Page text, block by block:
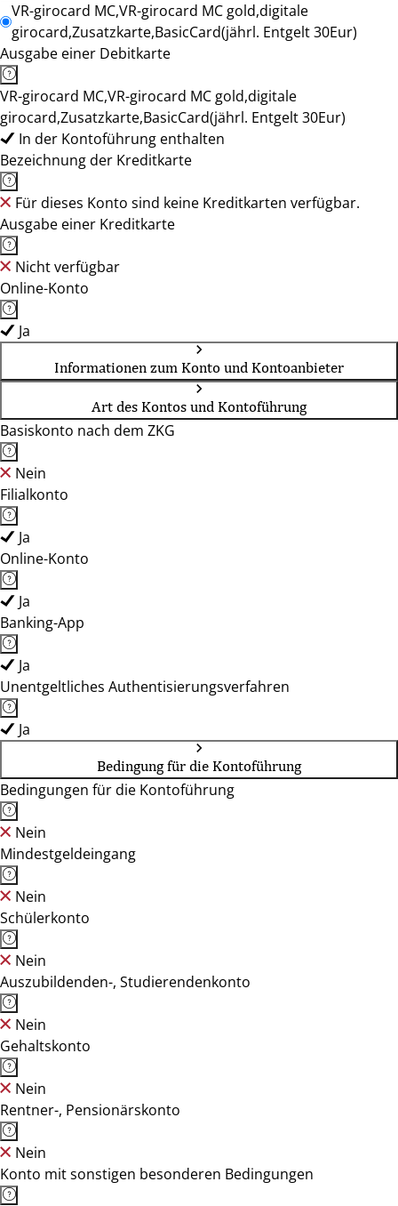
VR-girocard MC,VR-girocard MC gold,digitale
girocard,Zusatzkarte,BasicCard(jährl. Entgelt 30Eur)
Ausgabe einer Debitkarte
VR-girocard MC,VR-girocard MC gold,digitale
girocard,Zusatzkarte,BasicCard(jährl. Entgelt 30Eur)
In der Kontoführung enthalten
Bezeichnung der Kreditkarte
Für dieses Konto sind keine Kreditkarten verfügbar.
Ausgabe einer Kreditkarte
Nicht verfügbar
Online-Konto
Ja
Informationen zum Konto und Kontoanbieter
Art des Kontos und Kontoführung
Basiskonto nach dem ZKG
Nein
Filialkonto
Ja
Online-Konto
Ja
Banking-App
Ja
Unentgeltliches Authentisierungsverfahren
Ja
Bedingung für die Kontoführung
Bedingungen für die Kontoführung
Nein
Mindestgeldeingang
Nein
Schülerkonto
Nein
Auszubildenden-, Studierendenkonto
Nein
Gehaltskonto
Nein
Rentner-, Pensionärskonto
Nein
Konto mit sonstigen besonderen Bedingungen